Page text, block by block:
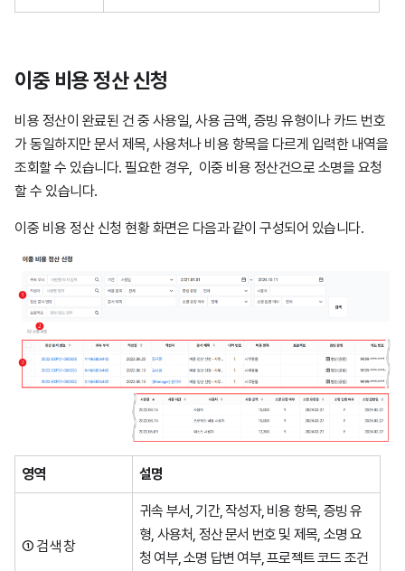
이중 비용 정산 신청
비용 정산이 완료된 건 중 사용일, 사용 금액, 증빙 유형이나 카드 번호
가 동일하지만 문서 제목, 사용처나 비용 항목을 다르게 입력한 내역을
조회할 수 있습니다. 필요한 경우, 이중 비용 정산건으로 소명을 요청
할 수 있습니다.
이중 비용 정산 신청 현황 화면은 다음과 같이 구성되어 있습니다.
영역 설명
① 검색 창
귀속 부서, 기간, 작성자, 비용 항목, 증빙 유
형, 사용처, 정산 문서 번호 및 제목, 소명 요
청 여부, 소명 답변 여부, 프로젝트 코드 조건